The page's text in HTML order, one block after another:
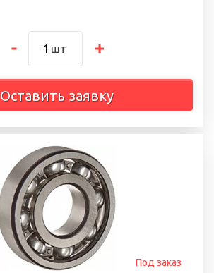
шт
Оставить заявку
Под заказ